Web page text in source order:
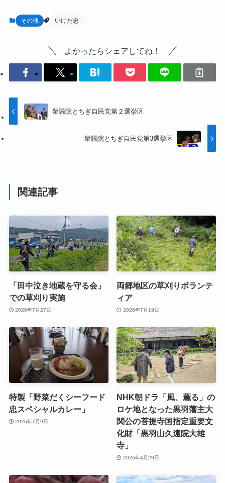
その他 いけだ忠
よかったらシェアしてね！
衆議院とちぎ自民党第２選挙区
衆議院とちぎ自民党第3選挙区
関連記事
「田中泣き地蔵を守る会」
での草刈り実施
2026年7月27日
両郷地区の草刈りボランテ
ィア
2026年7月19日
特製「野菜だくシーフード
忠スペシャルカレー」
2026年7月9日
NHK朝ドラ「風、薫る」の
ロケ地となった黒羽藩主大
関公の菩提寺国指定重要文
化財「黒羽山久遠院大雄
寺」
2026年4月29日